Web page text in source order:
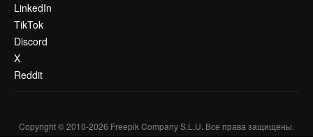
LinkedIn
TikTok
Discord
X
Reddit
Copyright © 2010-2026 Freepik Company S.L.U. Все права защищены.